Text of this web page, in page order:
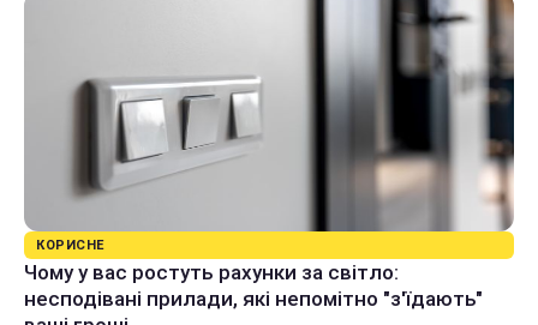
КОРИСНЕ
Чому у вас ростуть рахунки за світло:
несподівані прилади, які непомітно "з'їдають"